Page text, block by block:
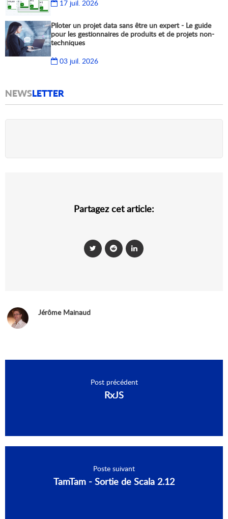
17 juil. 2026
Piloter un projet data sans être un expert - Le guide
pour les gestionnaires de produits et de projets non-
techniques
03 juil. 2026
NEWSLETTER
Partagez cet article:
Jérôme Mainaud
Post précédent
RxJS
Poste suivant
TamTam - Sortie de Scala 2.12